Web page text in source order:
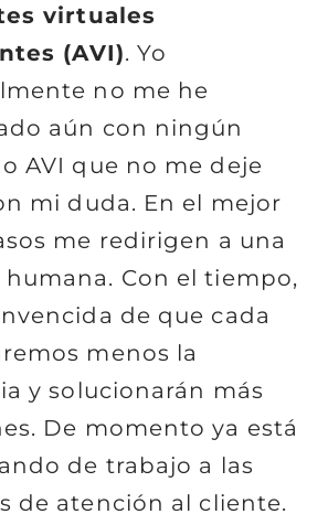
virtuales
(AVI). Yo
no me he
aún con ningún
AVI que no me deje
mi duda. En el mejor
me redirigen a una
humana. Con el tiempo,
de que cada
menos la
y solucionarán más
De momento ya está
de trabajo a las
de atención al cliente.